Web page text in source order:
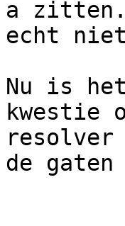
a
echt
Nu is
kwestie
de gaten